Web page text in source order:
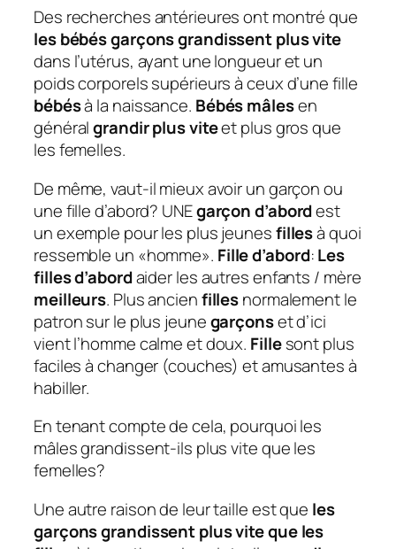
Des recherches antérieures ont montré que
les bébés garçons grandissent plus vite
dans l’utérus, ayant une longueur et un
poids corporels supérieurs à ceux d’une fille
bébésà la naissance. Bébés mâlesen
généralgrandir plus viteet plus gros que
les femelles.
De même, vaut-il mieux avoir un garçon ou
une fille d’abord? UNEgarçon d’abordest
un exemple pour les plus jeunesfillesà quoi
ressemble un «homme». Fille d’abord:Les
filles d’abordaider les autres enfants / mère
meilleurs. Plus ancienfillesnormalement le
patron sur le plus jeunegarçonset d’ici
vient l’homme calme et doux. Fillesont plus
faciles à changer (couches) et amusantes à
habiller.
En tenant compte de cela, pourquoi les
mâles grandissent-ils plus vite que les
femelles?
Une autre raison de leur taille est que les
garçons grandissent plus vite que les